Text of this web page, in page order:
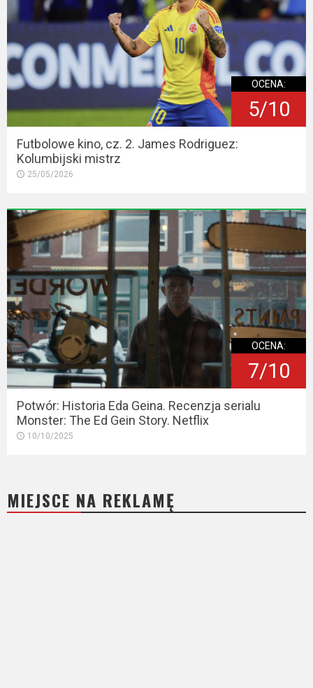
OCENA:
5/10
Futbolowe kino, cz. 2. James Rodriguez:
Kolumbijski mistrz
25/05/2026
OCENA:
7/10
Potwór: Historia Eda Geina. Recenzja serialu
Monster: The Ed Gein Story. Netflix
10/10/2025
MIEJSCE NA REKLAMĘ